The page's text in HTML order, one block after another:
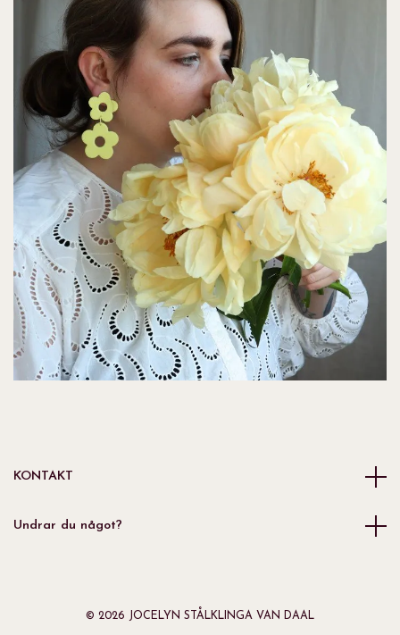
KONTAKT
Undrar du något?
© 2026 JOCELYN STÅLKLINGA VAN DAAL